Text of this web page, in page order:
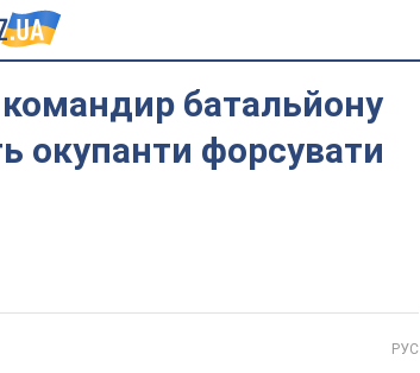
батальйону
окупанти форсувати
РУС